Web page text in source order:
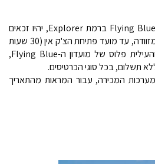
חברי מועדון הנוסע המתמיד Flying Blue ברמת Explorer, יהיו זכאים
להנחה של 10 יורו על רכישת מזוודה, עד מועד פתיחת הצ'ק אין (30 שעות
לפני הטיסה). נוסעי העילית והעילית פלוס של מועדון ה-Flying Blue,
תשלום, בכל סוגי הכרטיסים.
המכירה, עבור המראות מהתאריך